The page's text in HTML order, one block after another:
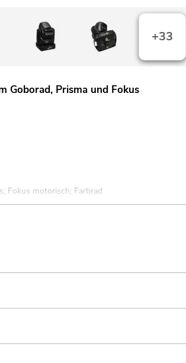
+33
Goborad, Prisma und Fokus
Fokus motorisch; Farbrad